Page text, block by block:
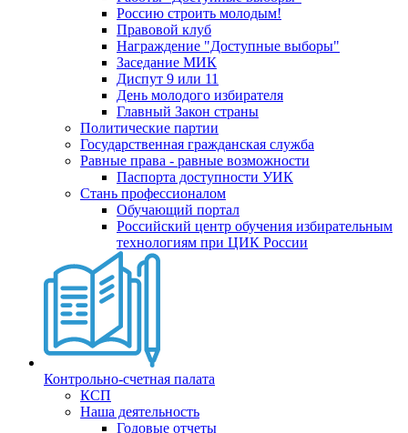
Россию строить молодым!
Правовой клуб
Награждение "Доступные выборы"
Заседание МИК
Диспут 9 или 11
День молодого избирателя
Главный Закон страны
Политические партии
Государственная гражданская служба
Равные права - равные возможности
Паспорта доступности УИК
Стань профессионалом
Обучающий портал
Российский центр обучения избирательным
технологиям при ЦИК России
Контрольно-счетная палата
КСП
Наша деятельность
Годовые отчеты